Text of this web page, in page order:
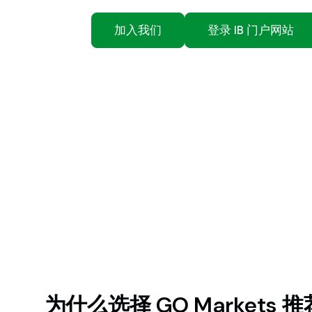
加入我们 登录 IB 门户网站
为什么选择 GO Markets 推